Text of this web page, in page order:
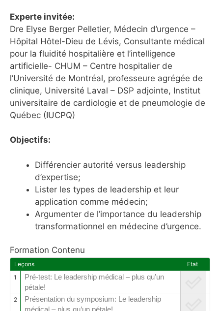
Experte invitée:
Dre Elyse Berger Pelletier, Médecin d’urgence –
Hôpital Hôtel-Dieu de Lévis, Consultante médical
pour la fluidité hospitalière et l’intelligence
artificielle- CHUM – Centre hospitalier de
l’Université de Montréal, professeure agrégée de
clinique, Université Laval – DSP adjointe, Institut
universitaire de cardiologie et de pneumologie de
Québec (IUCPQ)
Objectifs:
Différencier autorité versus leadership
d’expertise;
Lister les types de leadership et leur
application comme médecin;
Argumenter de l’importance du leadership
transformationnel en médecine d’urgence.
Formation Contenu
Leçons
Etat
1
Pré-test: Le leadership médical – plus qu’un
pétale!
2
Présentation du symposium: Le leadership
médical – plus qu’un pétale!